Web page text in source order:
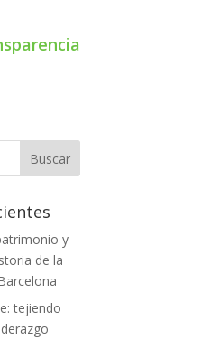
y
de la
tejiendo